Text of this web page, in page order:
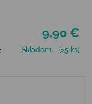
9,90 €
Skladom (>5 ks)